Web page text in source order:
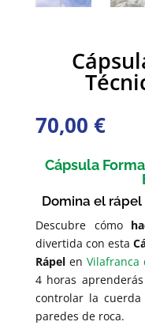
70,00 €
Cápsula
Domina el
Descubre cómo
divertida con esta
Rápelen Vilafranca
4 horas
controlar la
paredes de roca.